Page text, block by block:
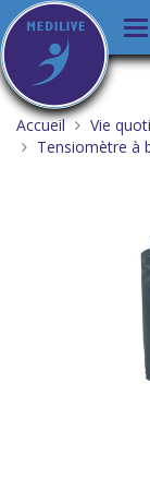
Aller
au
contenu
Vous
êtes
ici :
Accueil Vie
Tensiomètre à